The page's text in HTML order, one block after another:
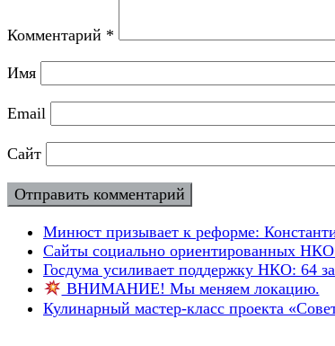
Комментарий *
Имя
Email
Сайт
Минюст призывает к реформе:
Сайты социально ориентированных НКО
Госдума усиливает поддержку НКО: 64
ВНИМАНИЕ! Мы меняем локацию.
Кулинарный мастер-класс проекта